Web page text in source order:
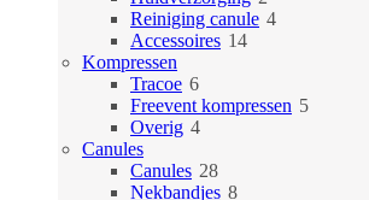
producten
Reiniging canule 44
Accessoires 1414
Kompressen
Tracoe 66
producten
Freevent kompressen 55
Overig 44
Canules
Canules 2828
producten
Nekbandjes 88